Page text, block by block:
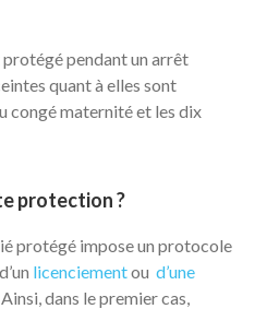
pendant un arrêt
quant à elles sont
congé maternité et les dix
protection ?
protégé impose un protocole
licenciementou d’une
. Ainsi, dans le premier cas,